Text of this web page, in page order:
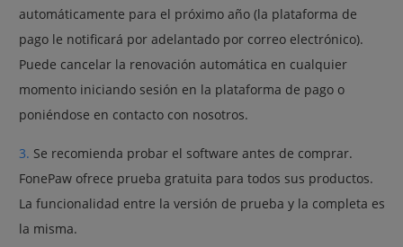
automáticamente para el próximo año (la plataforma de
pago le notificará por adelantado por correo electrónico).
Puede cancelar la renovación automática en cualquier
momento iniciando sesión en la plataforma de pago o
poniéndose en contacto con nosotros.
3. Se recomienda probar el software antes de comprar.
FonePaw ofrece prueba gratuita para todos sus productos.
La funcionalidad entre la versión de prueba y la completa es
la misma.